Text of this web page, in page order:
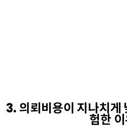
3. 의뢰비용이 지나치게
험한